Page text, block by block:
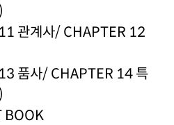
관계사/ CHAPTER 12
품사/ CHAPTER 14 특
BOOK